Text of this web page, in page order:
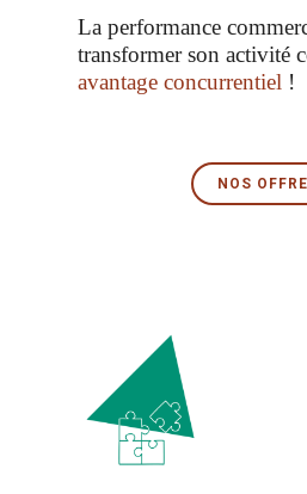
La performance
transformer son activité
avantage concurrentiel !
NOS